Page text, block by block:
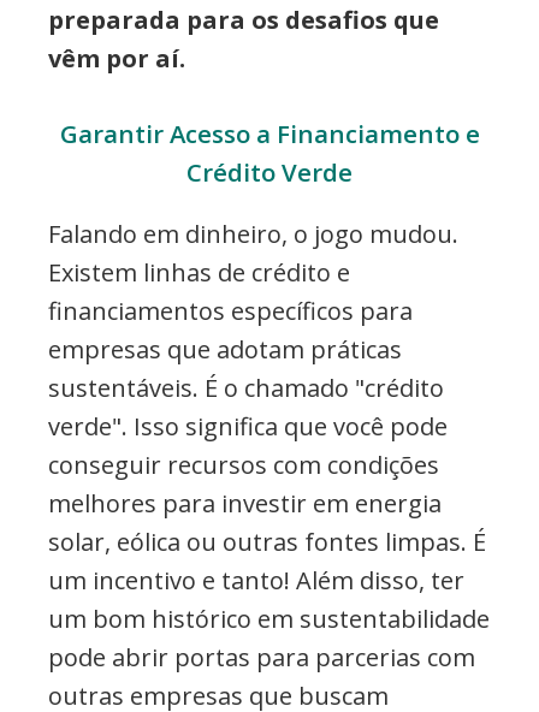
preparada para os desafios que
vêm por aí.
Garantir Acesso a Financiamento e
Crédito Verde
Falando em dinheiro, o jogo mudou.
Existem linhas de crédito e
financiamentos específicos para
empresas que adotam práticas
sustentáveis. É o chamado "crédito
verde". Isso significa que você pode
conseguir recursos com condições
melhores para investir em energia
solar, eólica ou outras fontes limpas. É
um incentivo e tanto! Além disso, ter
um bom histórico em sustentabilidade
pode abrir portas para parcerias com
outras empresas que buscam